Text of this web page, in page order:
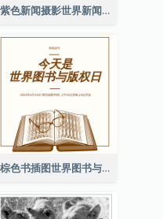
紫色新闻摄影世界新闻自由日Instagram帖子
棕色书插图世界图书与版权日Instagram帖子